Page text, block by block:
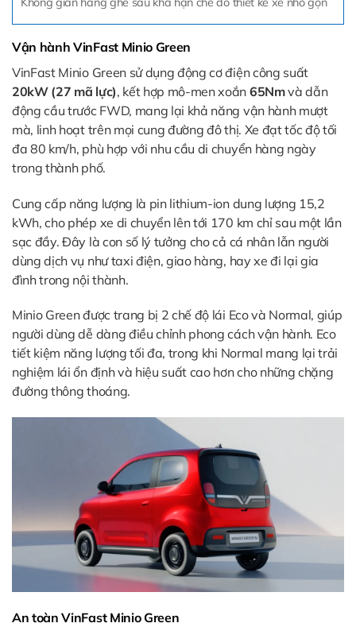
Vận hành VinFast Minio Green
VinFast Minio Green sử dụng động cơ điện công suất
20kW (27 mã lực), kết hợp mô-men xoắn 65Nmvà dẫn
động cầu trước FWD, mang lại khả năng vận hành mượt
mà, linh hoạt trên mọi cung đường đô thị. Xe đạt tốc độ tối
đa 80 km/h, phù hợp với nhu cầu di chuyển hàng ngày
trong thành phố.
Cung cấp năng lượng là pin lithium-ion dung lượng 15,2
kWh, cho phép xe di chuyển lên tới 170 km chỉ sau một lần
sạc đầy. Đây là con số lý tưởng cho cả cá nhân lẫn người
dùng dịch vụ như taxi điện, giao hàng, hay xe đi lại gia
đình trong nội thành.
Minio Green được trang bị 2 chế độ lái Eco và Normal, giúp
người dùng dễ dàng điều chỉnh phong cách vận hành. Eco
tiết kiệm năng lượng tối đa, trong khi Normal mang lại trải
nghiệm lái ổn định và hiệu suất cao hơn cho những chặng
đường thông thoáng.
An toàn VinFast Minio Green